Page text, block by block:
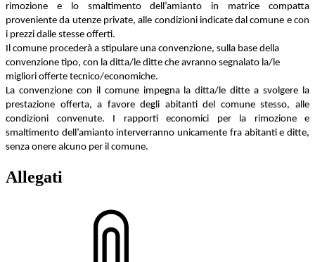
rimozione e lo smaltimento dell’amianto in matrice compatta
proveniente da utenze private, alle condizioni indicate dal comune e con
i prezzi dalle stesse offerti.
Il comune procederà a stipulare una convenzione, sulla base della
convenzione tipo, con la ditta/le ditte che avranno segnalato la/le
migliori offerte tecnico/economiche.
La convenzione con il comune impegna la ditta/le ditte a svolgere la
prestazione offerta, a favore degli abitanti del comune stesso, alle
condizioni convenute. I rapporti economici per la rimozione e
smaltimento dell’amianto interverranno unicamente fra abitanti e ditte,
senza onere alcuno per il comune.
Allegati